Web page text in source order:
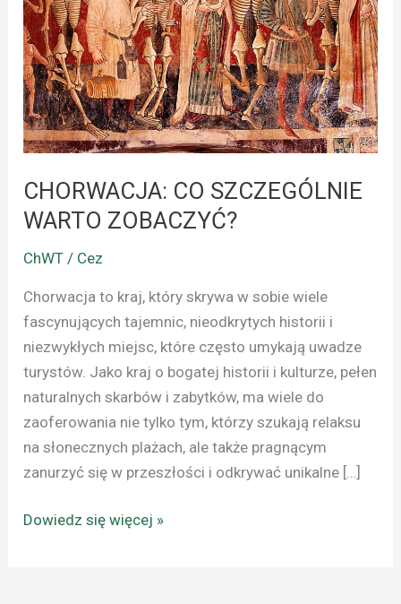
CHORWACJA: CO SZCZEGÓLNIE
WARTO ZOBACZYĆ?
ChWT / Cez
Chorwacja to kraj, który skrywa w sobie wiele
fascynujących tajemnic, nieodkrytych historii i
niezwykłych miejsc, które często umykają uwadze
turystów. Jako kraj o bogatej historii i kulturze, pełen
naturalnych skarbów i zabytków, ma wiele do
zaoferowania nie tylko tym, którzy szukają relaksu
na słonecznych plażach, ale także pragnącym
zanurzyć się w przeszłości i odkrywać unikalne […]
WARTO
ZOBACZYĆ?
Dowiedz się więcej »